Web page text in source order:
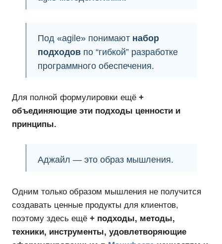
Под «agile» понимают набор
подходовпо “гибкой” разработке
программного обеспечения.
Для полной формулировки ещё +
объединяющие эти подходы ценности и
принципы.
Аджайл — это образ мышления.
Одним только образом мышления не получится
создавать ценные продукты для клиентов,
поэтому здесь ещё + подходы, методы,
техники, инструменты, удовлетворяющие